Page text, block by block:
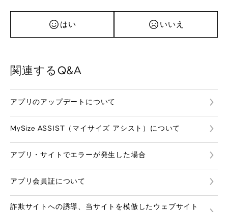
はい いいえ
関連するQ&A
アプリのアップデートについて
MySize ASSIST（マイサイズ アシスト）について
アプリ・サイトでエラーが発生した場合
アプリ会員証について
詐欺サイトへの誘導、当サイトを模倣したウェブサイト